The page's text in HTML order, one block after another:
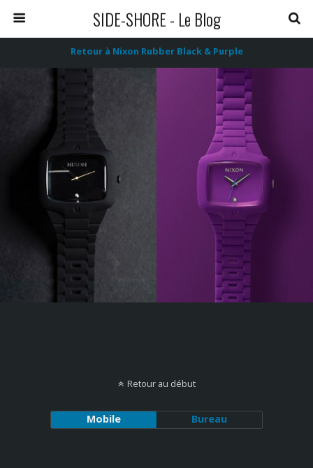
SIDE-SHORE - Le Blog
Retour à Nixon Rubber Black & Purple
Retour au début
Mobile Bureau